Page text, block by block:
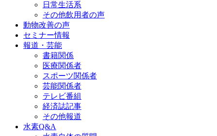
日常生活系
その他飲用者の声
動物改善の声
セミナー情報
報道・芸能
書籍関係
医療関係者
スポーツ関係者
芸能関係者
テレビ番組
経済誌記事
その他報道
水素Q&A